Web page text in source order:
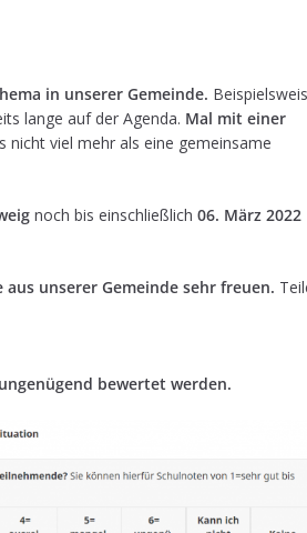
in unse­rer Gemeinde.
lange auf der Agenda. Mal mit einer
nicht viel mehr als eine gemein­same
noch bis ein­schließ­lich 06. März 2022
unse­rer Gemeinde sehr freuen.
bewer­tet werden.